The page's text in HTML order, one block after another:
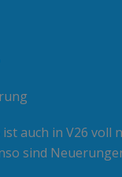
auch in V26
sind